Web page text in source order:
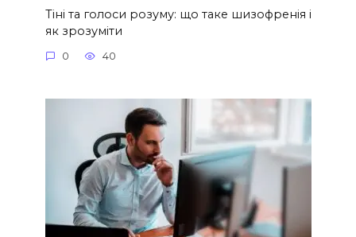
Тіні та голоси розуму: що таке шизофренія і
як зрозуміти
0 40